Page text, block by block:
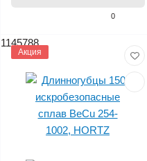
0
1145788
Акция